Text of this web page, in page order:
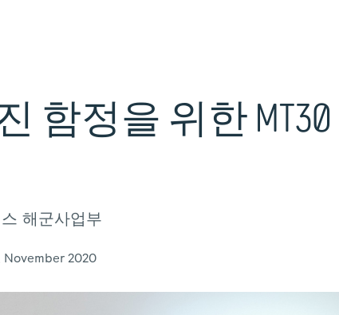
함정을 위한 MT30
해군사업부
November 2020